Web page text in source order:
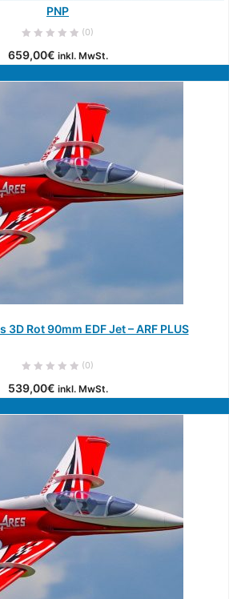
PNP
(0)
659,00€ inkl. MwSt.
3D Rot 90mm EDF Jet – ARF PLUS
(0)
539,00€ inkl. MwSt.